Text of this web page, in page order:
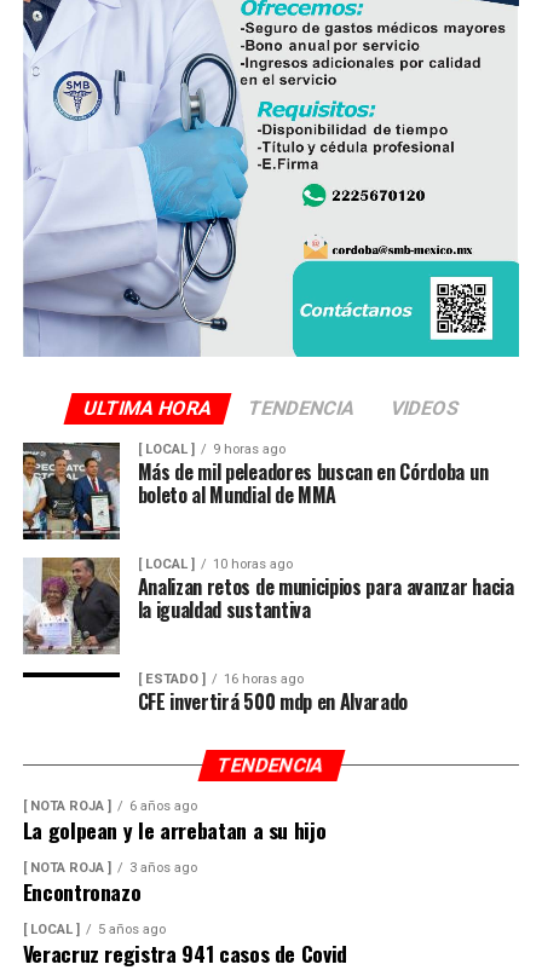
ULTIMA HORA TENDENCIA VIDEOS
[ LOCAL ] 9 horas ago
Más de mil peleadores buscan en Córdoba un
boleto al Mundial de MMA
[ LOCAL ] 10 horas ago
Analizan retos de municipios para avanzar hacia
la igualdad sustantiva
[ ESTADO ] 16 horas ago
CFE invertirá 500 mdp en Alvarado
TENDENCIA
[ NOTA ROJA ] 6 años ago
La golpean y le arrebatan a su hijo
[ NOTA ROJA ] 3 años ago
Encontronazo
[ LOCAL ] 5 años ago
Veracruz registra 941 casos de Covid